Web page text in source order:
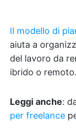
Il modello di
aiuta a
del lavoro da
ibrido o remoto.
Leggi anche:
per freelance